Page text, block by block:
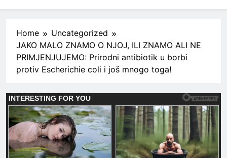
Home
Uncategorized
JAKO MALO ZNAMO O NJOJ, ILI ZNAMO ALI NE
PRIMJENJUJEMO: Prirodni antibiotik u borbi
protiv Escherichie coli i još mnogo toga!